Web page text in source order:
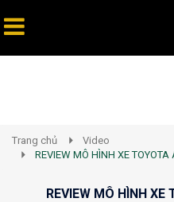
Trang chủ
Video
REVIEW MÔ HÌNH XE
REVIEW MÔ HÌNH